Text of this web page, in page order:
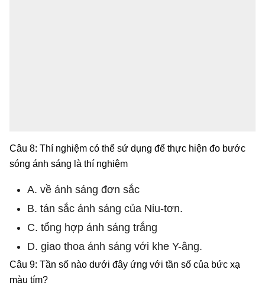
Câu 8: Thí nghiệm có thể sứ dụng để thực hiện đo bước
sóng ánh sáng là thí nghiệm
A. về ánh sáng đơn sắc
B. tán sắc ánh sáng của Niu-tơn.
C. tổng hợp ánh sáng trắng
D. giao thoa ánh sáng với khe Y-âng.
Câu 9: Tần số nào dưới đây ứng với tần số của bức xạ
màu tím?